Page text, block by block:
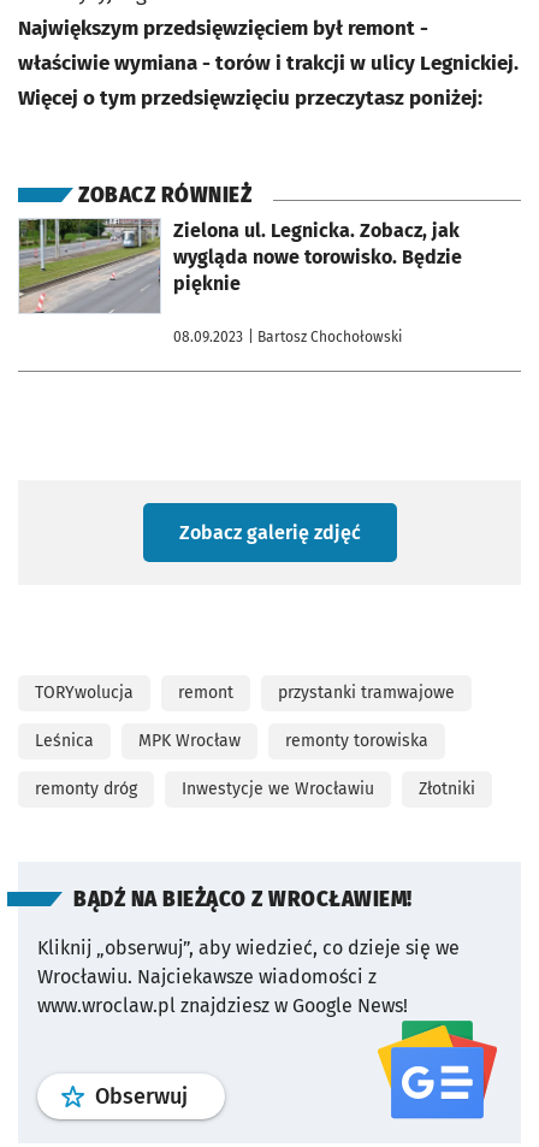
Największym przedsięwzięciem był remont -
właściwie wymiana - torów i trakcji w ulicy Legnickiej.
Więcej o tym przedsięwzięciu przeczytasz poniżej:
ZOBACZ RÓWNIEŻ
Zielona ul. Legnicka. Zobacz, jak
wygląda nowe torowisko. Będzie
pięknie
08.09.2023 | Bartosz Chochołowski
otworzy się w nowej karcie
Zobacz galerię zdjęć
TORYwolucja remont przystanki tramwajowe
Leśnica MPK Wrocław remonty torowiska
remonty dróg Inwestycje we Wrocławiu Złotniki
BĄDŹ NA BIEŻĄCO Z WROCŁAWIEM!
Kliknij „obserwuj”, aby wiedzieć, co dzieje się we
Wrocławiu. Najciekawsze wiadomości z
www.wroclaw.pl znajdziesz w Google News!
Obserwuj profil serwisu